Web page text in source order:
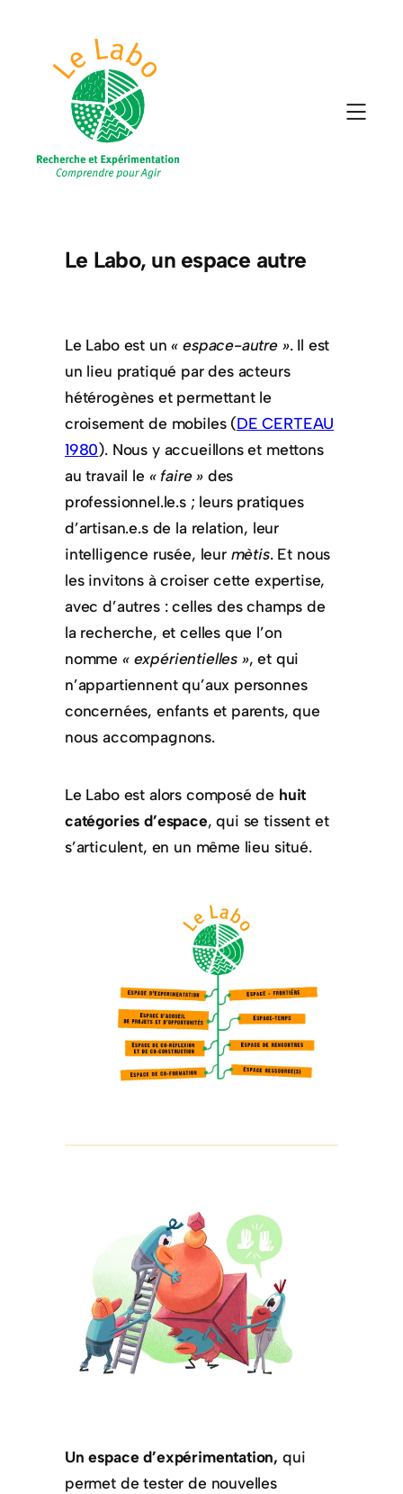
Le Labo, un espace autre
Le Labo est un « espace-autre ». Il est
un lieu pratiqué par des acteurs
hétérogènes et permettant le
croisement de mobiles (DE CERTEAU
1980). Nous y accueillons et mettons
au travail le « faire » des
professionnel.le.s ; leurs pratiques
d’artisan.e.s de la relation, leur
intelligence rusée, leur mètis. Et nous
les invitons à croiser cette expertise,
avec d’autres : celles des champs de
la recherche, et celles que l’on
nomme « expérientielles », et qui
n’appartiennent qu’aux personnes
concernées, enfants et parents, que
nous accompagnons.
Le Labo est alors composé de huit
catégories d’espace, qui se tissent et
s’articulent, en un même lieu situé.
Un espace d’expérimentation, qui
permet de tester de nouvelles